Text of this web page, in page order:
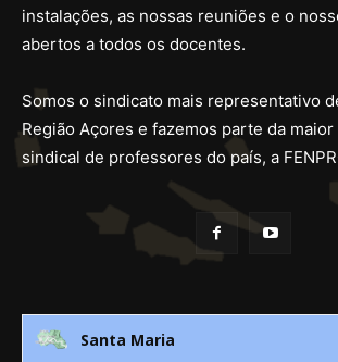
instalações, as nossas reuniões e o
abertos a todos os docentes.
Somos o sindicato mais representativo
Região Açores e fazemos parte da
sindical de professores do país, a
Santa Maria